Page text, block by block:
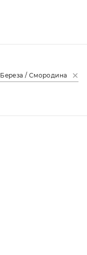
Береза / Смородина